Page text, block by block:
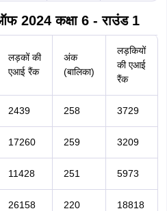
2024 कक्षा 6 - राउंड 1
लड़कों की
एआई रैंक
अंक
(बालिका)
लड़कियों
की एआई
रैंक
2439 258 3729
17260 259 3209
11428 251 5973
26158 220 18818